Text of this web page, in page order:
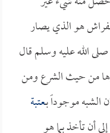
هو الذي يصار
الله عليه وسلم قال
من حيث الشرع ومن
موجوداً بـعتبة
أن تأخذ بما هو